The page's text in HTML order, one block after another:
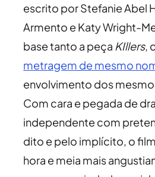
escrito por Stefanie Abel
Armento e Katy Wright-
base tanto a peça KIllers,
metragem de mesmo
envolvimento dos
Com cara e pegada de
independente com
dito e pelo implícito, o
hora e meia mais